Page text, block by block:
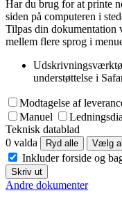
Har du brug for at printe
siden på computeren i
Tilpas din
mellem flere sprog i
understøttelse i
Modtagelse af
Manuel
Teknisk datablad
0 valda
Ryd alle Vælg
Inkluder forside og
Skriv ut
Andre dokumenter